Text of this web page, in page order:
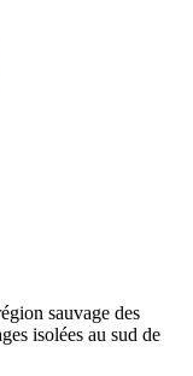
sauvage des
isolées au sud de